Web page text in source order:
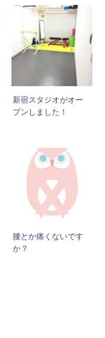
新宿スタジオがオー
プンしました！
腰とか痛くないです
か？